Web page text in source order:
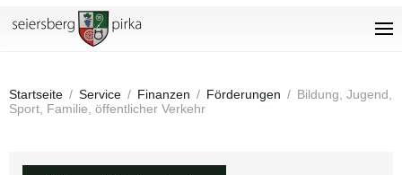
Startseite Service Finanzen Förderungen
Bildung, Jugend,
Sport, Familie, öffentlicher Verkehr